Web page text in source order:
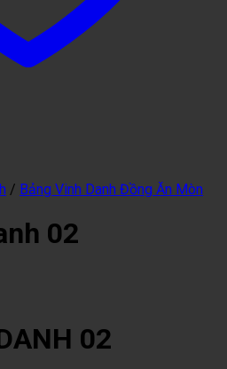
/ Bảng Vinh Danh Đồng Ăn Mòn
02
02